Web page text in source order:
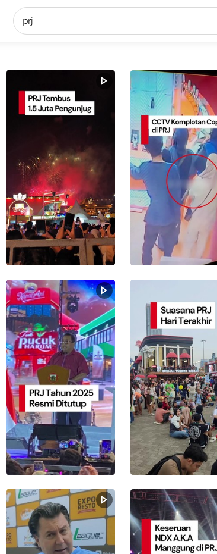
Promoted
Terakhir yang dicari
Loading...